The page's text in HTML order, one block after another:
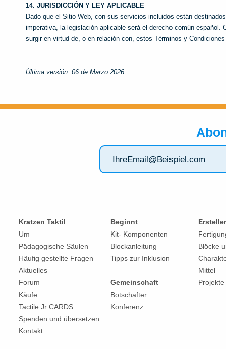
14. JURISDICCIÓN Y LEY APLICABLE
Dado que el Sitio Web, con sus servicios incluidos están
imperativa, la legislación aplicable será el derecho común español.
surgir en virtud de, o en relación con, estos Términos y
Última versión: 06 de Marzo 2026
Kratzen Taktil
Um
Pädagogische Säulen
Häufig gestellte Fragen
Aktuelles
Forum
Käufe
Tactile Jr CARDS
Spenden und übersetzen
Kontakt
Beginnt
Kit- Komponenten
Blockanleitung
Tipps zur Inklusion
Gemeinschaft
Botschafter
Konferenz
Blöcke
Mittel
Projekte